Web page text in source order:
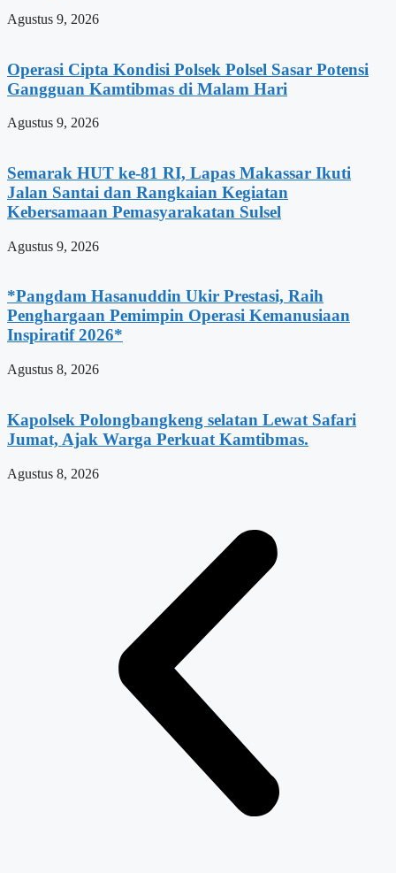
Agustus 9, 2026
Operasi Cipta Kondisi Polsek Polsel Sasar Potensi
Gangguan Kamtibmas di Malam Hari
Agustus 9, 2026
Semarak HUT ke-81 RI, Lapas Makassar Ikuti
Jalan Santai dan Rangkaian Kegiatan
Kebersamaan Pemasyarakatan Sulsel
Agustus 9, 2026
*Pangdam Hasanuddin Ukir Prestasi, Raih
Penghargaan Pemimpin Operasi Kemanusiaan
Inspiratif 2026*
Agustus 8, 2026
Kapolsek Polongbangkeng selatan Lewat Safari
Jumat, Ajak Warga Perkuat Kamtibmas.
Agustus 8, 2026